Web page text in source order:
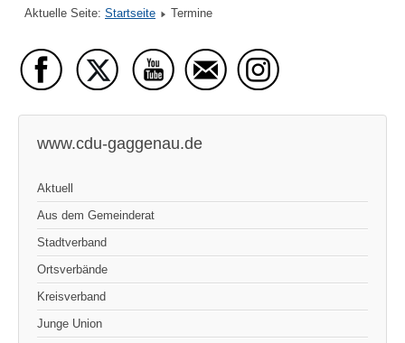
Aktuelle Seite: Startseite Termine
www.cdu-gaggenau.de
Aktuell
Aus dem Gemeinderat
Stadtverband
Ortsverbände
Kreisverband
Junge Union